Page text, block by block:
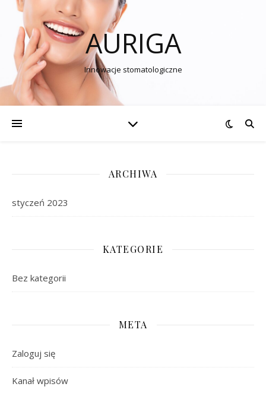
AURIGA
Innowacje stomatologiczne
ARCHIWA
styczeń 2023
KATEGORIE
Bez kategorii
META
Zaloguj się
Kanał wpisów